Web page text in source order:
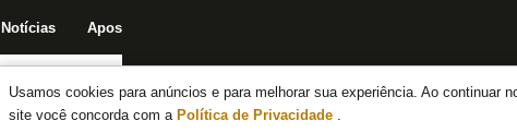
Usamos cookies para anúncios e para melhorar sua experiência. Ao continuar
site você concorda com a Política de Privacidade .
Notícias Apostas
Notícias do Botafogo